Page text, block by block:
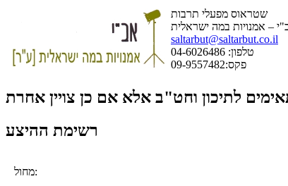
שטראוס מפעלי תרבות
– אמנויות במה ישראלית
saltarbut@saltarbut.co.il
טלפון: 04-6026486
פקס:09-9557482
לתיכון וחט"ב אלא אם כן צויין אחרת
רשימת ההיצע
מחול: